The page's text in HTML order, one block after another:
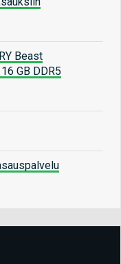
Beast
GB DDR5